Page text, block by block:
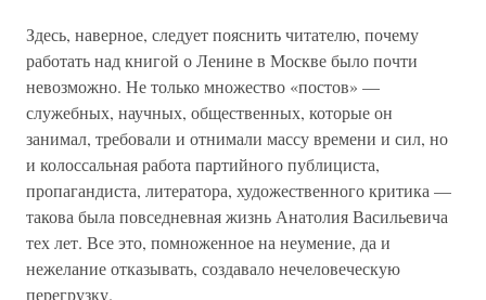
Здесь, наверное, следует пояснить читателю, почему
работать над книгой о Ленине в Москве было почти
невозможно. Не только множество «постов» —
служебных, научных, общественных, которые он
занимал, требовали и отнимали массу времени и сил, но
и колоссальная работа партийного публициста,
пропагандиста, литератора, художественного критика —
такова была повседневная жизнь Анатолия Васильевича
тех лет. Все это, помноженное на неумение, да и
нежелание отказывать, создавало нечеловеческую
перегрузку.